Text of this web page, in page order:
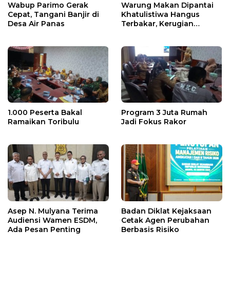
Wabup Parimo Gerak
Cepat, Tangani Banjir di
Desa Air Panas
Warung Makan Dipantai
Khatulistiwa Hangus
Terbakar, Kerugian
1.000 Peserta Bakal
Ramaikan Toribulu
Program 3 Juta Rumah
Jadi Fokus Rakor
Asep N. Mulyana Terima
Audiensi Wamen ESDM,
Ada Pesan Penting
Badan Diklat Kejaksaan
Cetak Agen Perubahan
Berbasis Risiko